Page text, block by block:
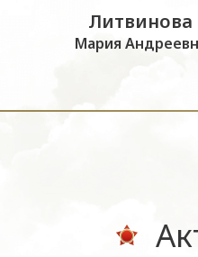
Литвинова
Мария